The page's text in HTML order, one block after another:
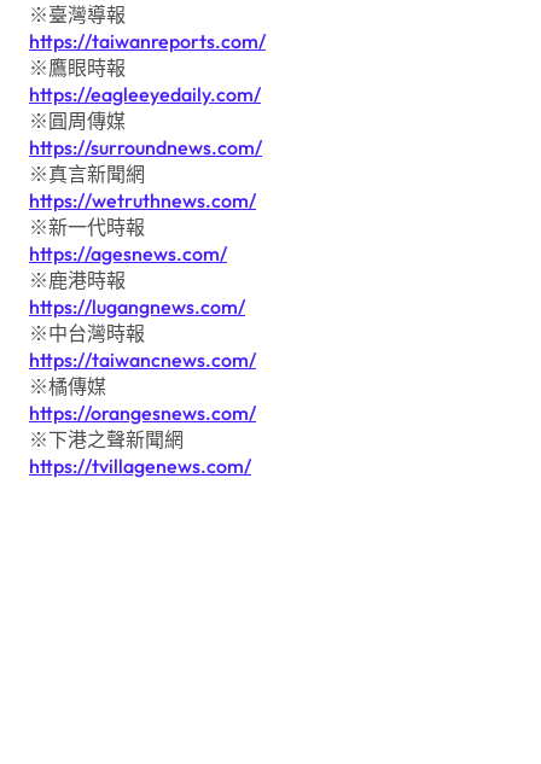
※臺灣導報
https://taiwanreports.com/
※鷹眼時報
https://eagleeyedaily.com/
※圓周傳媒
https://surroundnews.com/
※真言新聞網
https://wetruthnews.com/
※新一代時報
https://agesnews.com/
※鹿港時報
https://lugangnews.com/
※中台灣時報
https://taiwancnews.com/
※橘傳媒
https://orangesnews.com/
※下港之聲新聞網
https://tvillagenews.com/